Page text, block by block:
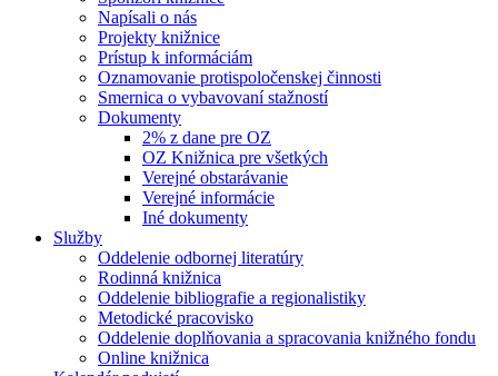
Napísali o nás
Projekty knižnice
Prístup k informáciám
Oznamovanie protispoločenskej činnosti
Smernica o vybavovaní stažností
Dokumenty
2% z dane pre OZ
OZ Knižnica pre všetkých
Verejné obstarávanie
Verejné informácie
Iné dokumenty
Služby
Oddelenie odbornej literatúry
Rodinná knižnica
Oddelenie bibliografie a regionalistiky
Metodické pracovisko
Oddelenie doplňovania a spracovania knižného fondu
Online knižnica